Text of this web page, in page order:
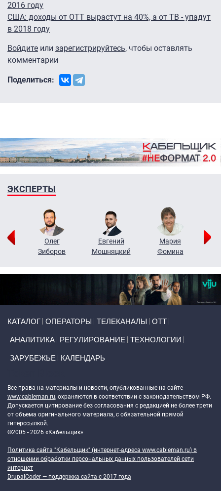
2016 году
США: доходы от OTT вырастут на 40%, а от ТВ - упадут
в 2018 году
Войдите или зарегистрируйтесь, чтобы оставлять
комментарии
Поделиться:
ЭКСПЕРТЫ
Олег
Зиборов
Евгений
Мошняцкий
Мария
Фомина
КАТАЛОГ ОПЕРАТОРЫ ТЕЛЕКАНАЛЫ ОТТ
АНАЛИТИКА РЕГУЛИРОВАНИЕ ТЕХНОЛОГИИ
ЗАРУБЕЖЬЕ КАЛЕНДАРЬ
Все права на материалы и новости, опубликованные на сайте
www.cableman.ru, охраняются в соответствии с законодательством РФ.
Допускается цитирование без согласования с редакцией не более трети
от объема оригинального материала, с обязательной прямой
гиперссылкой.
©2005 - 2026 «Кабельщик»
Политика сайта "Кабельщик" (интернет-адреса www.cableman.ru) в
отношении обработки персональных данных пользователей сети
интернет
DrupalCoder — поддержка сайта c 2017 года